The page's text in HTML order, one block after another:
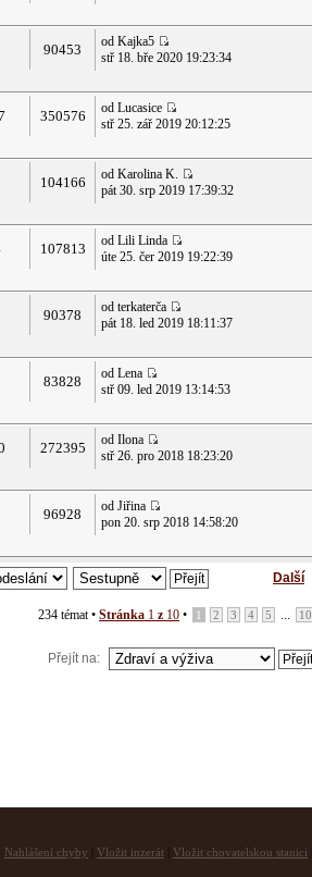
90453
od Kajka5
stř 18. bře 2020 19:23:34
350576
od Lucasice
stř 25. zář 2019 20:12:25
104166
od Karolina K.
pát 30. srp 2019 17:39:32
107813
od Lili Linda
úte 25. čer 2019 19:22:39
90378
od terkaterča
pát 18. led 2019 18:11:37
83828
od Lena
stř 09. led 2019 13:14:53
272395
od Ilona
stř 26. pro 2018 18:23:20
96928
od Jiřina
pon 20. srp 2018 14:58:20
Další
234 témat • Stránka 1 z 10 • 1 2 3 4 5 ... 10
Přejít na:
Nahlášení chyby Vložit inzerát Vložit chovatelskou stanici